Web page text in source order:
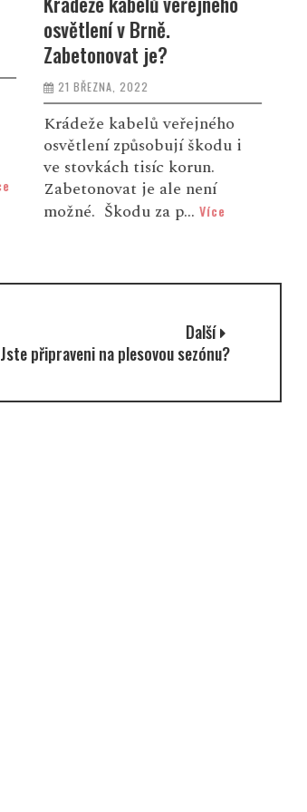
proti vládním opatřením
19 LISTOPADU, 2020
17.11 2020 proběhla v Brně
demonstrace za svobodu a
proti vládním opatřením. Na
Zelném trhu se tak od 15:30
odpoledne a... Více
Další
Jste připraveni na plesovou sezónu?